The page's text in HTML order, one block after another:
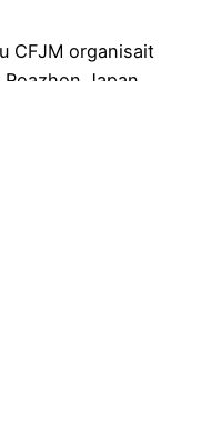
CFJM organisait
Japan